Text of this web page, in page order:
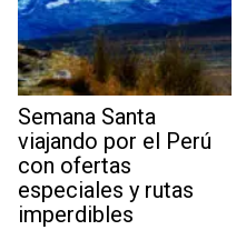
Semana Santa
viajando por el Perú
con ofertas
especiales y rutas
imperdibles